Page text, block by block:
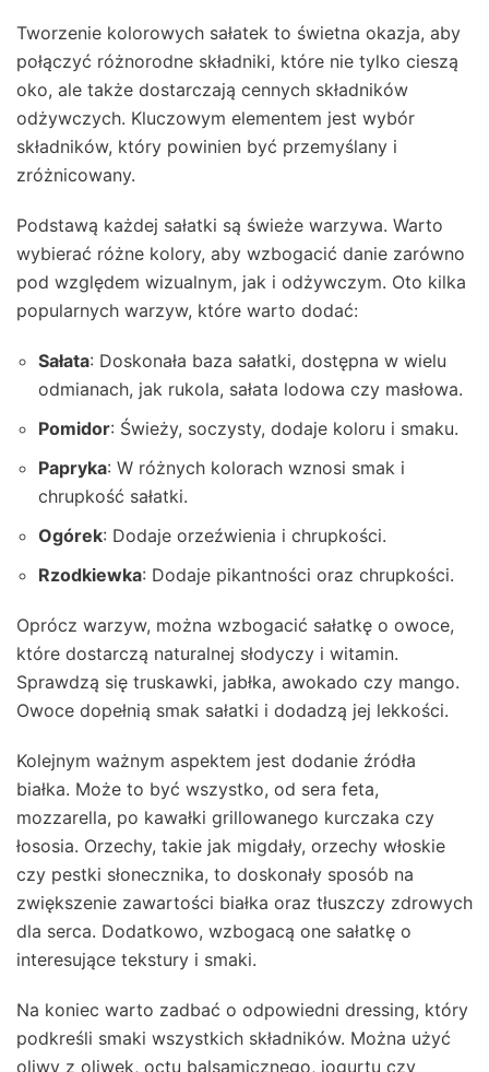
Tworzenie kolorowych sałatek to świetna okazja, aby
połączyć różnorodne składniki, które nie tylko cieszą
oko, ale także dostarczają cennych składników
odżywczych. Kluczowym elementem jest wybór
składników, który powinien być przemyślany i
zróżnicowany.
Podstawą każdej sałatki są świeże warzywa. Warto
wybierać różne kolory, aby wzbogacić danie zarówno
pod względem wizualnym, jak i odżywczym. Oto kilka
popularnych warzyw, które warto dodać:
Sałata: Doskonała baza sałatki, dostępna w wielu
odmianach, jak rukola, sałata lodowa czy masłowa.
Pomidor: Świeży, soczysty, dodaje koloru i smaku.
Papryka: W różnych kolorach wznosi smak i
chrupkość sałatki.
Ogórek: Dodaje orzeźwienia i chrupkości.
Rzodkiewka: Dodaje pikantności oraz chrupkości.
Oprócz warzyw, można wzbogacić sałatkę o owoce,
które dostarczą naturalnej słodyczy i witamin.
Sprawdzą się truskawki, jabłka, awokado czy mango.
Owoce dopełnią smak sałatki i dodadzą jej lekkości.
Kolejnym ważnym aspektem jest dodanie źródła
białka. Może to być wszystko, od sera feta,
mozzarella, po kawałki grillowanego kurczaka czy
łososia. Orzechy, takie jak migdały, orzechy włoskie
czy pestki słonecznika, to doskonały sposób na
zwiększenie zawartości białka oraz tłuszczy zdrowych
dla serca. Dodatkowo, wzbogacą one sałatkę o
interesujące tekstury i smaki.
Na koniec warto zadbać o odpowiedni dressing, który
podkreśli smaki wszystkich składników. Można użyć
oliwy z oliwek, octu balsamicznego, jogurtu czy